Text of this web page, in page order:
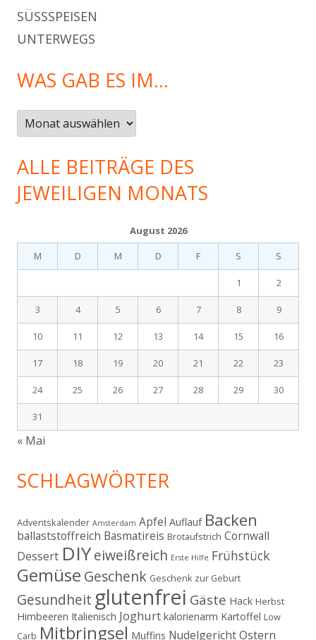
SÜSSSPEISEN
UNTERWEGS
WAS GAB ES IM…
Was
gab
es
im…
ALLE BEITRÄGE DES
JEWEILIGEN MONATS
August 2026
M
D M D F S S
1 2
3 4 5 6 7 8 9
10 11 12 13 14 15 16
17 18 19 20 21 22 23
24 25 26 27 28 29 30
31
« Mai
SCHLAGWÖRTER
Adventskalender Amsterdam Apfel Auflauf Backen
ballaststoffreich Basmatireis Brotaufstrich Cornwall
Dessert DIYeiweißreich Erste Hilfe Frühstück
Gemüse Geschenk Geschenk zur Geburt
Gesundheit glutenfrei Gäste Hack Herbst
Himbeeren Italienisch Joghurt kalorienarm Kartoffel Low
Carb Mitbringsel Muffins NudelgerichtOstern